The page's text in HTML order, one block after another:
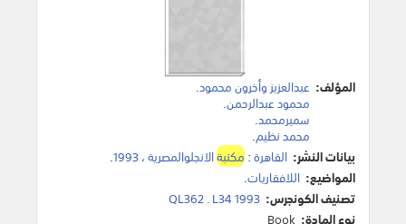
المؤلف: عبدالعزيز وأخرون محمود.
محمود عبدالرحمن.
سميرمحمد.
محمد نظيم.
بيانات النشر: القاهرة:مكتبةالانجلوالمصرية،1993
.
المواضيع: اللافقاريات.
تصنيف الكونجرس: QL362 . L34 1993
نوع المادة: Book